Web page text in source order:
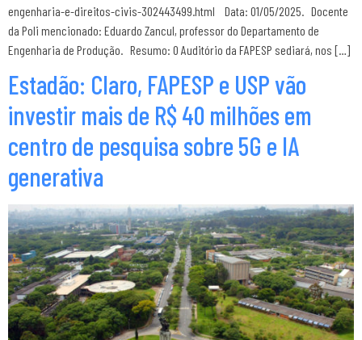
engenharia-e-direitos-civis-302443499.html Data: 01/05/2025. Docente
da Poli mencionado: Eduardo Zancul, professor do Departamento de
Engenharia de Produção. Resumo: O Auditório da FAPESP sediará, nos […]
Estadão: Claro, FAPESP e USP vão
investir mais de R$ 40 milhões em
centro de pesquisa sobre 5G e IA
generativa